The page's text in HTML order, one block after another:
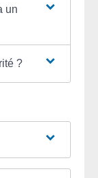
un
?